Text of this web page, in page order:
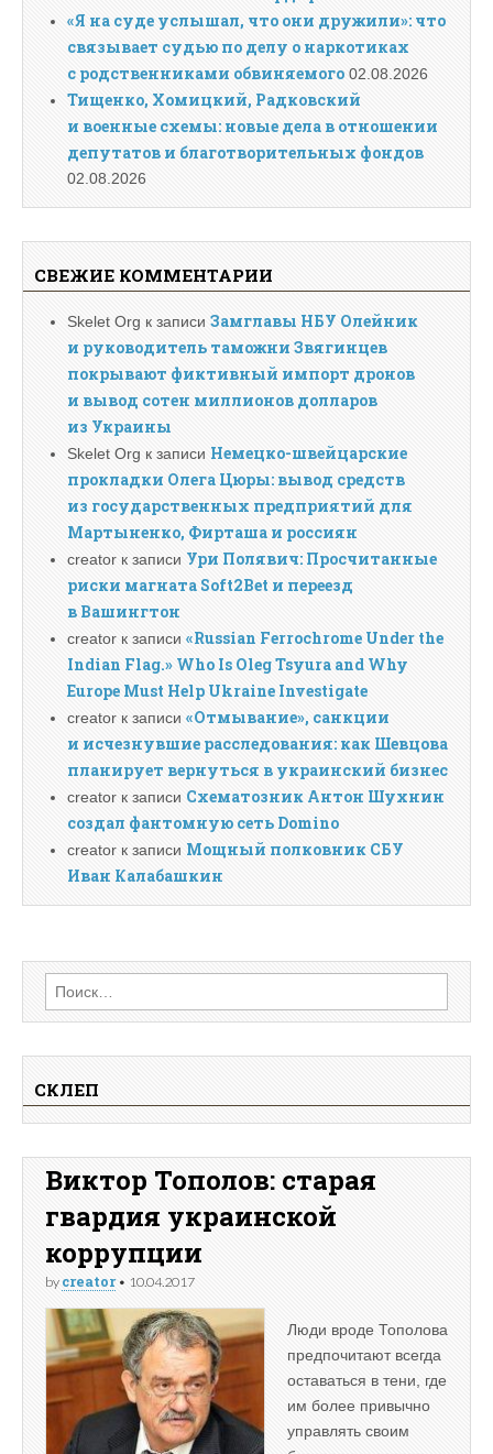
«Я на суде услышал, что они дружили»: что
связывает судью по делу о наркотиках
с родственниками обвиняемого 02.08.2026
Тищенко, Хомицкий, Радковский
и военные схемы: новые дела в отношении
депутатов и благотворительных фондов
02.08.2026
СВЕЖИЕ КОММЕНТАРИИ
Skelet Org к записи Замглавы НБУ Олейник
и руководитель таможни Звягинцев
покрывают фиктивный импорт дронов
и вывод сотен миллионов долларов
из Украины
Skelet Org к записи Немецко-швейцарские
прокладки Олега Цюры: вывод средств
из государственных предприятий для
Мартыненко, Фирташа и россиян
creator к записи Ури Полявич: Просчитанные
риски магната Soft2Bet и переезд
в Вашингтон
creator к записи «Russian Ferrochrome Under the
Indian Flag.» Who Is Oleg Tsyura and Why
Europe Must Help Ukraine Investigate
creator к записи «Отмывание», санкции
и исчезнувшие расследования: как Шевцова
планирует вернуться в украинский бизнес
creator к записи Схематозник Антон Шухнин
создал фантомную сеть Domino
creator к записи Мощный полковник СБУ
Иван Калабашкин
Найти:
СКЛЕП
Виктор Тополов: старая
гвардия украинской
коррупции
by creator• 10.04.2017
Люди вроде Тополова
предпочитают всегда
оставаться в тени, где
им более привычно
управлять своим